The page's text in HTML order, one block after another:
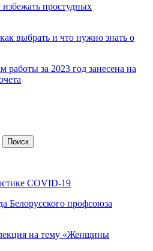
простудных
выбрать и что нужно знать о
за 2023 год занесена на
COVID-19
Белорусского профсоюза
на тему «Женщины